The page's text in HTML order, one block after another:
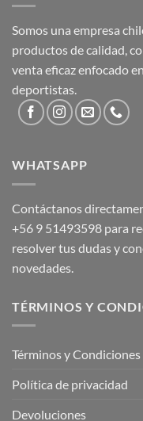
Somos una empresa
productos de calidad,
venta eficaz enfocado
deportistas.
WHATSAPP
Contáctanos
+56 9 51493598 para
resolver tus dudas y
novedades.
TÉRMINOS Y
Términos y Condiciones
Política de privacidad
Devoluciones